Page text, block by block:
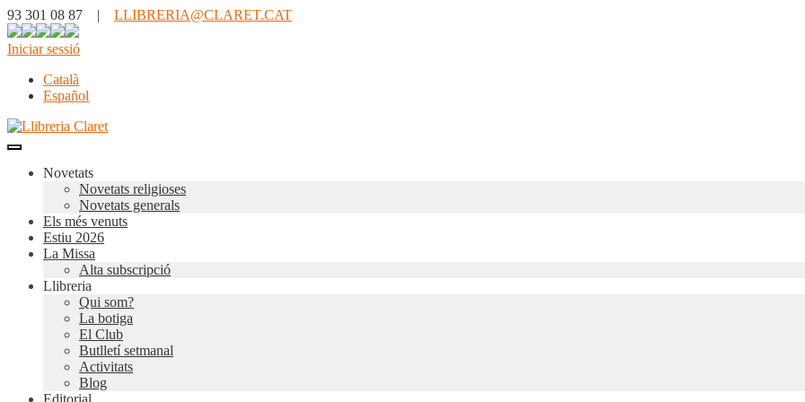
93 301 08 87 | LLIBRERIA@CLARET.CAT
Iniciar sessió
Català
Español
Novetats
Novetats religioses
Novetats generals
Els més venuts
Estiu 2026
La Missa
Alta subscripció
Llibreria
Qui som?
La botiga
El Club
Butlletí setmanal
Activitats
Blog
Editorial